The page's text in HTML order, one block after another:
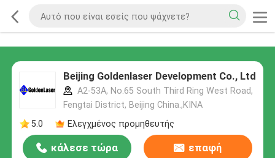
Beijing Goldenlaser Development Co., Ltd
A2-53A, No.65 South Third Ring West Road,
Fengtai District, Beijing China.,ΚΙΝΑ
5.0
Ελεγχμένος προμηθευτής
κάλεσε τώρα επαφή